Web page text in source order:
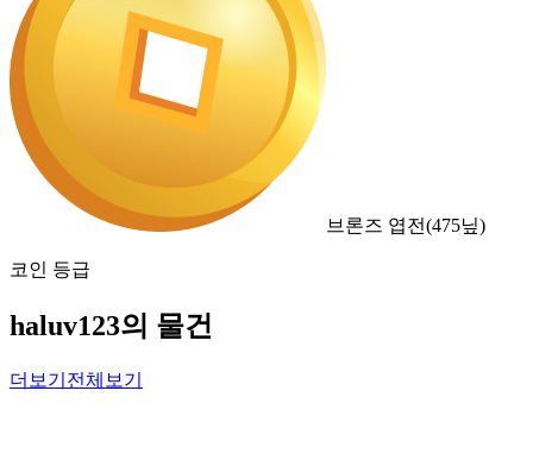
브론즈 엽전(475닢)
코인 등급
haluv123의 물건
더보기 전체보기